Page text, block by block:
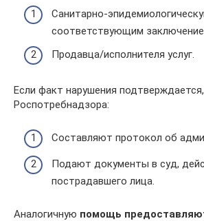
Санитарно-
соответствующим
Продавца/исполнителя услуг.
Если факт нарушения
Роспотребнадзора:
Составляют протокол об
Подают документы в суд,
пострадавшего лица.
Аналогичную помощь